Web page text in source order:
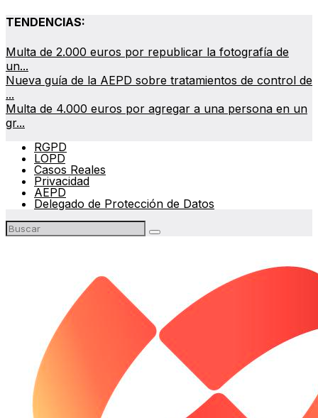
TENDENCIAS:
Multa de 2.000 euros por republicar la fotografía de
un...
Nueva guía de la AEPD sobre tratamientos de control de
...
Multa de 4.000 euros por agregar a una persona en un
gr...
RGPD
LOPD
Casos Reales
Privacidad
AEPD
Delegado de Protección de Datos